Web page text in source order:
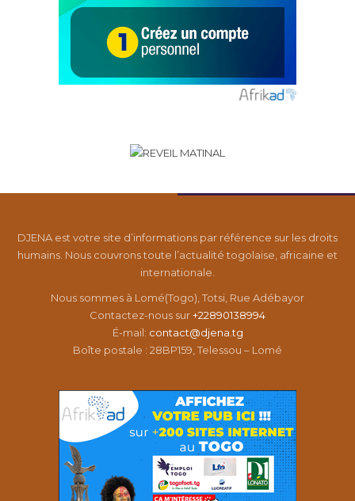
DJENA est votre site d’informations par référence sur les droits
humains. Nous couvrons toute l’actualité togolaise, africaine et
internationale.
Nous sommes à Lomé(Togo), Totsi, Rue Adébayor
Contactez-nous sur+22890138994
É-mail: contact@djena.tg
Boîte postale : 28BP159, Telessou – Lomé